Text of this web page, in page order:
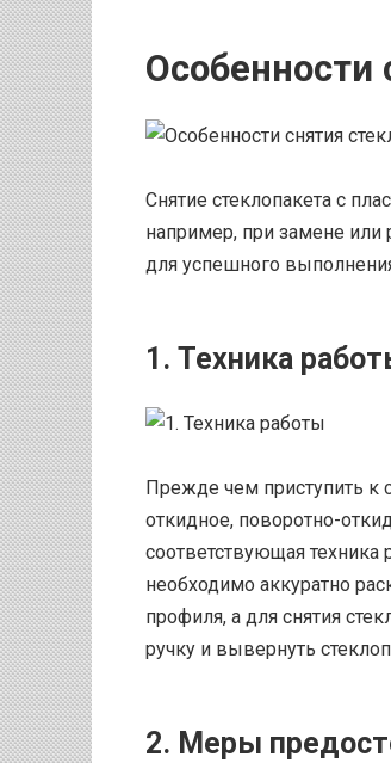
Особенности
Снятие стеклопакета с
например, при замене или
для успешного
1. Техника
Прежде чем приступить к
откидное, поворотно-
соответствующая техника
необходимо аккуратно
профиля, а для снятия
ручку и вывернуть
2. Меры